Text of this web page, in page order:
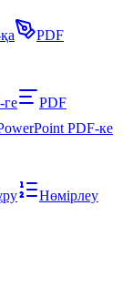
PDF
PDF
PDF-ке
Нөмірлеу